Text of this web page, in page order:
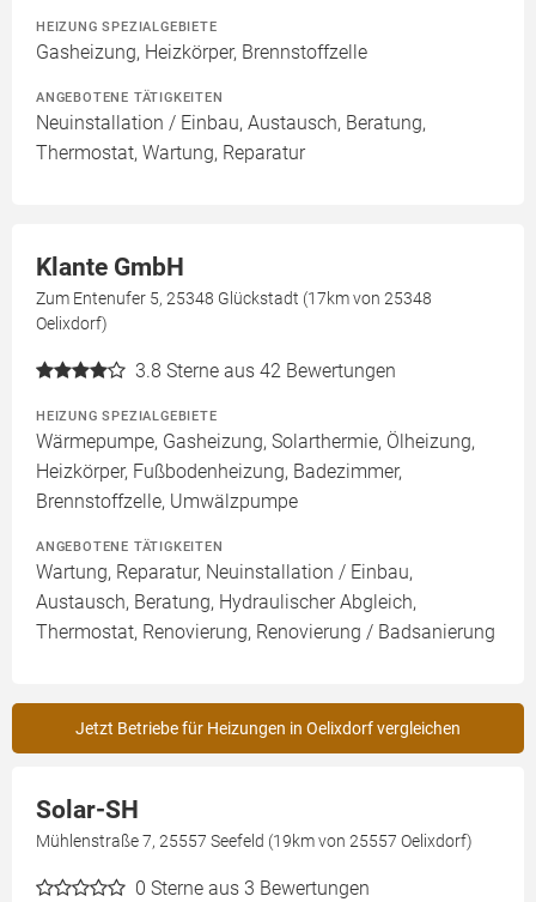
HEIZUNG SPEZIALGEBIETE
Gasheizung, Heizkörper, Brennstoffzelle
ANGEBOTENE TÄTIGKEITEN
Neuinstallation / Einbau, Austausch, Beratung,
Thermostat, Wartung, Reparatur
Klante GmbH
Zum Entenufer 5, 25348 Glückstadt (17km von 25348
Oelixdorf)
3.8 Sterne aus 42 Bewertungen
HEIZUNG SPEZIALGEBIETE
Wärmepumpe, Gasheizung, Solarthermie, Ölheizung,
Heizkörper, Fußbodenheizung, Badezimmer,
Brennstoffzelle, Umwälzpumpe
ANGEBOTENE TÄTIGKEITEN
Wartung, Reparatur, Neuinstallation / Einbau,
Austausch, Beratung, Hydraulischer Abgleich,
Thermostat, Renovierung, Renovierung / Badsanierung
Jetzt Betriebe für Heizungen in Oelixdorf vergleichen
Solar-SH
Mühlenstraße 7, 25557 Seefeld (19km von 25557 Oelixdorf)
0 Sterne aus 3 Bewertungen